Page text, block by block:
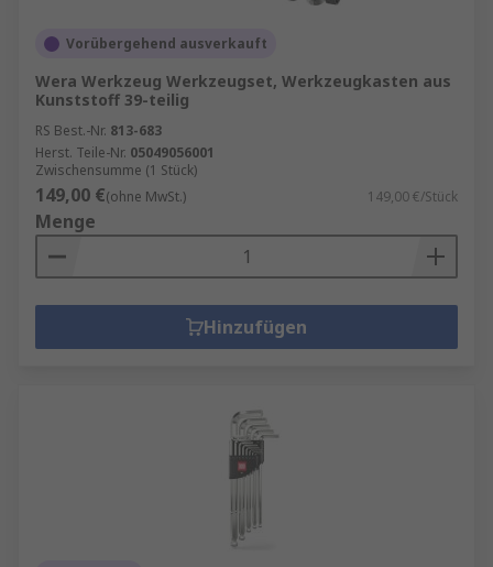
Vorübergehend ausverkauft
Wera Werkzeug Werkzeugset, Werkzeugkasten aus
Kunststoff 39-teilig
RS Best.-Nr. 813-683
Herst. Teile-Nr. 05049056001
Zwischensumme (1 Stück)
149,00 €(ohne MwSt.) 149,00 €/Stück
Menge
Hinzufügen